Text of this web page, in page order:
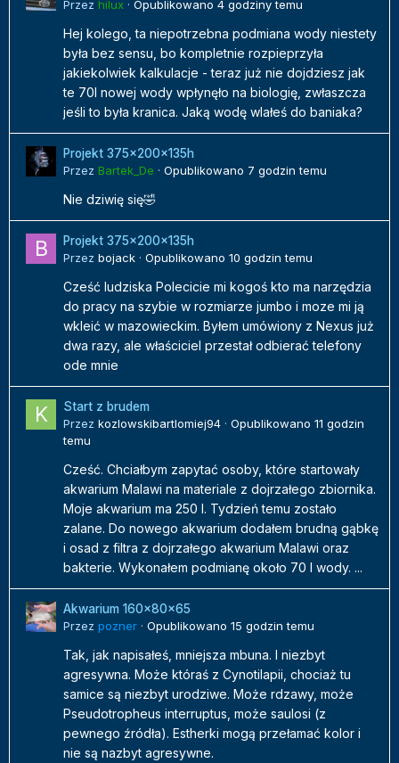
Przez hilux · Opublikowano 4 godziny temu
Hej kolego, ta niepotrzebna podmiana wody niestety
była bez sensu, bo kompletnie rozpieprzyła
jakiekolwiek kalkulacje - teraz już nie dojdziesz jak
te 70l nowej wody wpłynęło na biologię, zwłaszcza
jeśli to była kranica. Jaką wodę wlałeś do baniaka?
Projekt 375x200x135h
Przez Bartek_De · Opublikowano 7 godzin temu
Nie dziwię się🤣
Projekt 375x200x135h
Przez bojack · Opublikowano 10 godzin temu
Cześć ludziska Polecicie mi kogoś kto ma narzędzia
do pracy na szybie w rozmiarze jumbo i moze mi ją
wkleić w mazowieckim. Byłem umówiony z Nexus już
dwa razy, ale właściciel przestał odbierać telefony
ode mnie
Start z brudem
Przez kozlowskibartlomiej94 · Opublikowano 11 godzin
temu
Cześć. Chciałbym zapytać osoby, które startowały
akwarium Malawi na materiale z dojrzałego zbiornika.
Moje akwarium ma 250 l. Tydzień temu zostało
zalane. Do nowego akwarium dodałem brudną gąbkę
i osad z filtra z dojrzałego akwarium Malawi oraz
bakterie. Wykonałem podmianę około 70 l wody. ...
Akwarium 160x80x65
Przez pozner · Opublikowano 15 godzin temu
Tak, jak napisałeś, mniejsza mbuna. I niezbyt
agresywna. Może któraś z Cynotilapii, chociaż tu
samice są niezbyt urodziwe. Może rdzawy, może
Pseudotropheus interruptus, może saulosi (z
pewnego źródła). Estherki mogą przełamać kolor i
nie są nazbyt agresywne.